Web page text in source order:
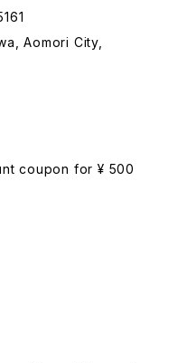
Aomori City,
coupon for ¥ 500